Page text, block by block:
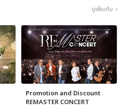
ดูเพิ่มเติม
Promotion and Discount
REMASTER CONCERT